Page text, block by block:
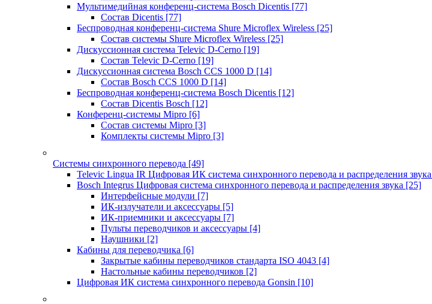
Мультимедийная конференц-система Bosch Dicentis [77]
Состав Dicentis [77]
Беспроводная конференц-система Shure Microflex Wireless [25]
Состав системы Shure Microflex Wireless [25]
Дискуссионная система Televic D-Cerno [19]
Состав Televic D-Cerno [19]
Дискуссионная система Bosch CCS 1000 D [14]
Состав Bosch CCS 1000 D [14]
Беспроводная конференц-система Bosch Dicentis [12]
Состав Dicentis Bosch [12]
Конференц-системы Mipro [6]
Состав системы Mipro [3]
Комплекты системы Mipro [3]
Системы синхронного перевода [49]
Televic Lingua IR Цифровая ИК система синхронного перевода и распределения звука
Bosch Integrus Цифровая система синхронного перевода и распределения звука [25]
Интерфейсные модули [7]
ИК-излучатели и аксессуары [5]
ИК-приемники и аксессуары [7]
Пульты переводчиков и аксессуары [4]
Наушники [2]
Кабины для переводчика [6]
Закрытые кабины переводчиков стандарта ISO 4043 [4]
Настольные кабины переводчиков [2]
Цифровая ИК система синхронного перевода Gonsin [10]